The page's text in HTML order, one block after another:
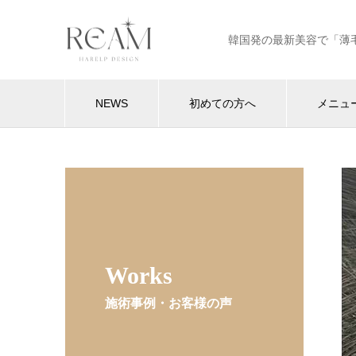
韓国発の最新美容で「薄
NEWS 初めての方へ メニュ
Works
施術事例・お客様の声